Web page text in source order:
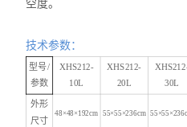
空度。
技术参数：
型号/
参数
XHS212-
10L
XHS212-
20L
30L
外形
尺寸
48×48×192cm 55×55×236cm 55×55×236